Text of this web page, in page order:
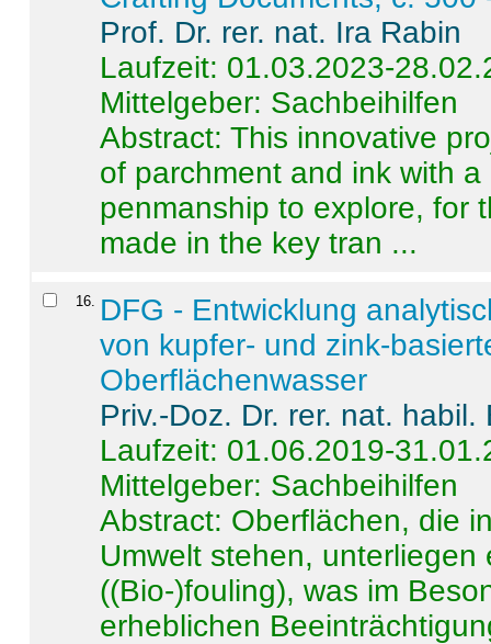
Prof. Dr. rer. nat. Ira Rabin
Laufzeit: 01.03.2023-
Mittelgeber: Sachbeihilfen
Abstract:This innovative
of parchment and ink with
penmanship to explore, for
made in the key tran ...
16
DFG - Entwicklung
von kupfer- und zink-
Oberflächenwasser
Priv.-Doz. Dr. rer. nat.
Laufzeit: 01.06.2019-
Mittelgeber: Sachbeihilfen
Abstract: Oberflächen, die
Umwelt stehen,
((Bio-)fouling), was im
erheblichen